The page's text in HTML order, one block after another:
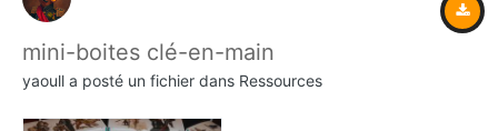
mini-boites clé-en-main
yaoull a posté un fichier dans Ressources